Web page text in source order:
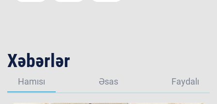
Xəbərlər
Hamısı Əsas Faydalı